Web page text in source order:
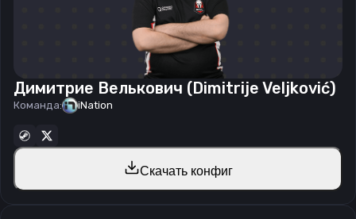
Димитрие Велькович (Dimitrije Veljković)
Команда: iNation
Скачать конфиг